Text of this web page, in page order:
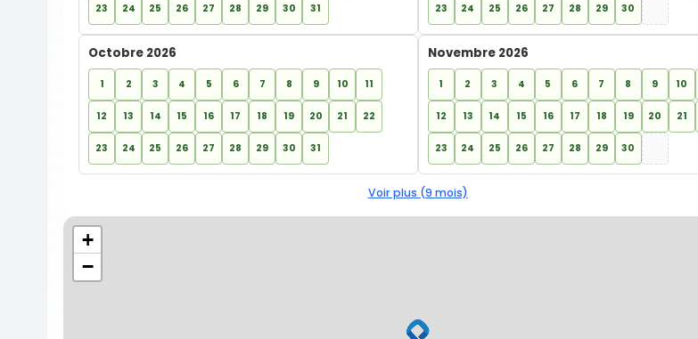
23 24 25 26 27 28 29 30 31 23 24 25 26 27 28 29 30
Octobre 2026
1 2 3 4 5 6 7 8 9 10 11
12 13 14 15 16 17 18 19 20 21 22
23 24 25 26 27 28 29 30 31
Novembre 2026
1 2 3 4 5 6 7 8 9 10
12 13 14 15 16 17 18 19 20 21
23 24 25 26 27 28 29 30
Voir plus (9 mois)
+
−